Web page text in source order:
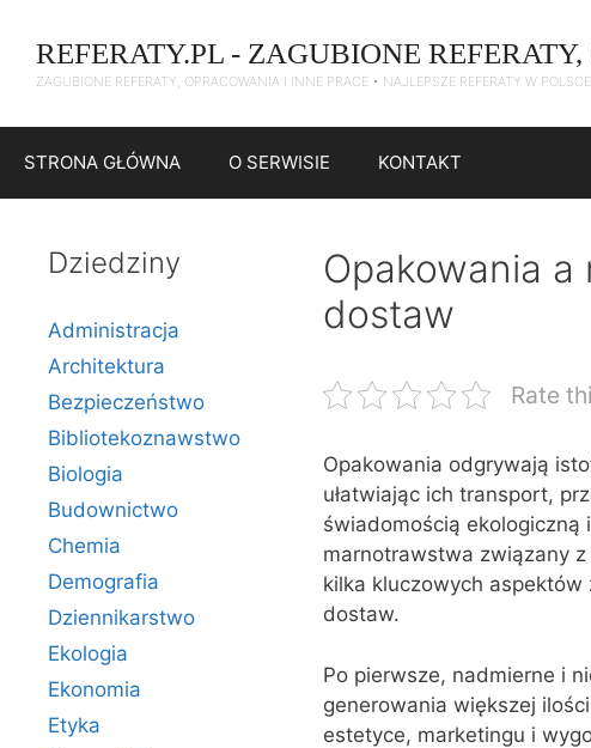
treści
REFERATY.PL - ZAGUBIONE
ZAGUBIONE REFERATY, OPRACOWANIA I INNE PRACE • NAJLEPSZE REFERATY W POLSCE
STRONA GŁÓWNA O SERWISIE KONTAKT
Opakowania a
dostaw
Rate
Opakowania odgrywają
ułatwiając ich transport,
świadomością
marnotrawstwa związany
kilka kluczowych aspektów
dostaw.
Po pierwsze, nadmierne i
generowania większej
estetyce, marketingu i
Dziedziny
Administracja
Architektura
Bezpieczeństwo
Bibliotekoznawstwo
Biologia
Budownictwo
Chemia
Demografia
Dziennikarstwo
Ekologia
Ekonomia
Etyka